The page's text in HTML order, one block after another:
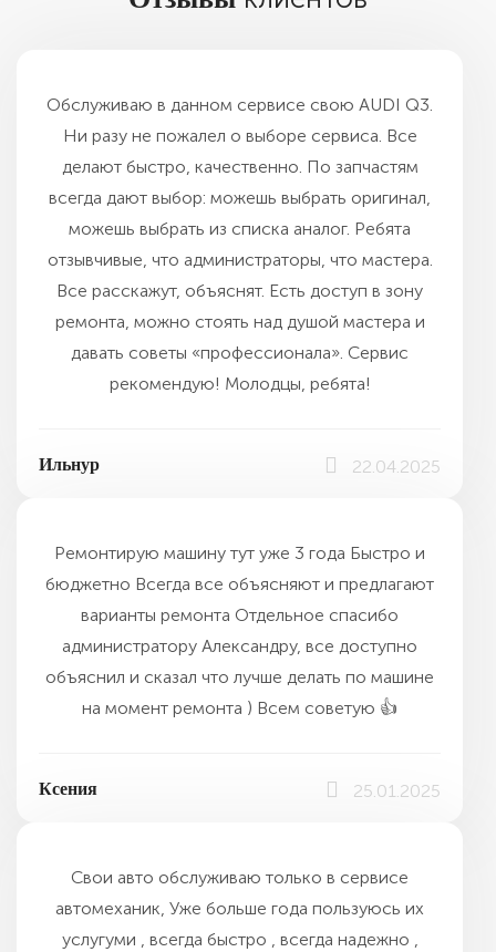
Обслуживаю в данном сервисе свою AUDI Q3.
Ни разу не пожалел о выборе сервиса. Все
делают быстро, качественно. По запчастям
всегда дают выбор: можешь выбрать оригинал,
можешь выбрать из списка аналог. Ребята
отзывчивые, что администраторы, что мастера.
Все расскажут, объяснят. Есть доступ в зону
ремонта, можно стоять над душой мастера и
давать советы «профессионала». Сервис
рекомендую! Молодцы, ребята!
Ильнур 22.04.2025
Ремонтирую машину тут уже 3 года Быстро и
бюджетно Всегда все объясняют и предлагают
варианты ремонта Отдельное спасибо
администратору Александру, все доступно
объяснил и сказал что лучше делать по машине
на момент ремонта ) Всем советую 👍
Ксения 25.01.2025
Свои авто обслуживаю только в сервисе
автомеханик, Уже больше года пользуюсь их
услугуми , всегда быстро , всегда надежно ,